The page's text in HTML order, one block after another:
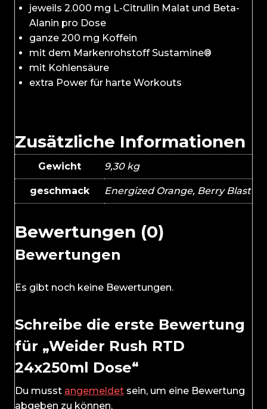
jeweils 2.000 mg L-Citrullin Malat und Beta-
Alanin pro Dose
ganze 200 mg Koffein
mit dem Markenrohstoff Sustamine®
mit Kohlensäure
extra Power für harte Workouts
Zusätzliche Informationen
Gewicht 9,30 kg
geschmack Energized Orange, Berry Blast
Bewertungen (0)
Bewertungen
Es gibt noch keine Bewertungen.
Schreibe die erste Bewertung
für „Weider Rush RTD
24x250ml Dose“
Du musst angemeldet sein, um eine Bewertung
abgeben zu können.